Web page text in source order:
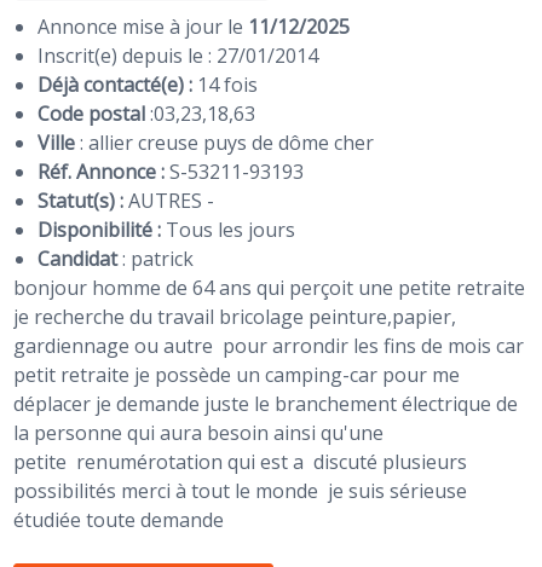
Annonce mise à jour le 11/12/2025
Inscrit(e) depuis le : 27/01/2014
Déjà contacté(e) : 14 fois
Code postal:03,23,18,63
Ville: allier creuse puys de dôme cher
Réf. Annonce :S-53211-93193
Statut(s) :AUTRES -
Disponibilité : Tous les jours
Candidat: patrick
bonjour homme de 64 ans qui perçoit une petite retraite
je recherche du travail bricolage peinture,papier,
gardiennage ou autre pour arrondir les fins de mois car
petit retraite je possède un camping-car pour me
déplacer je demande juste le branchement électrique de
la personne qui aura besoin ainsi qu'une
petite renumérotation qui est a discuté plusieurs
possibilités merci à tout le monde je suis sérieuse
étudiée toute demande